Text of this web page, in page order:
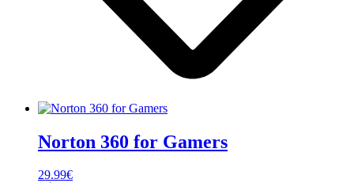
Norton 360 for Gamers
29.99€